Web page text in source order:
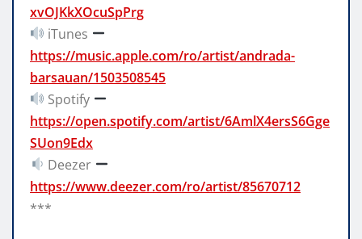
xvOJKkXOcuSpPrg
iTunes
https://music.apple.com/ro/artist/andrada-
barsauan/1503508545
Spotify
https://open.spotify.com/artist/6AmlX4ersS6Gge
SUon9Edx
Deezer
https://www.deezer.com/ro/artist/85670712
***